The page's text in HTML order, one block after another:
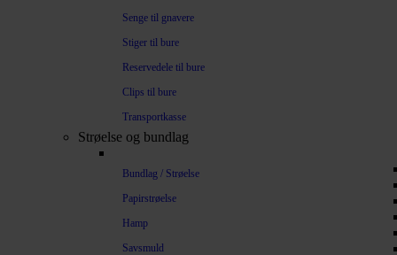
Senge til gnavere
Stiger til bure
Reservedele til bure
Clips til bure
Transportkasse
Strøelse og bundlag
Bundlag / Strøelse
Papirstrøelse
Hamp
Savsmuld